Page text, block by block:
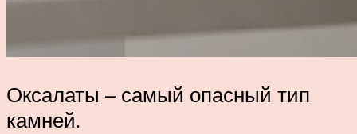
Оксалаты – самый опасный тип
камней.